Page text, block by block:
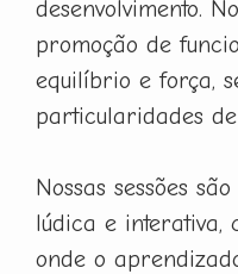
desenvolvimento.
promoção de
equilíbrio e força,
particularidades
Nossas sessões
lúdica e interativa,
onde o